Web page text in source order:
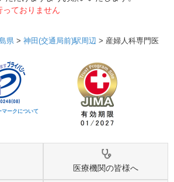
ておりません
県 > 神田(交通局前)駅周辺 > 産婦人科専門医
マークについて
医療機関の皆様へ